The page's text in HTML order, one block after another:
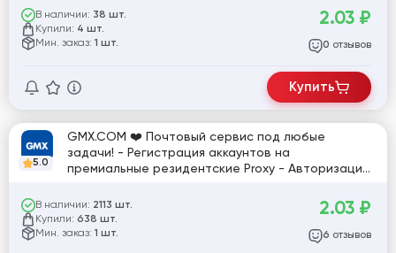
В наличии: 38 шт.
Купили: 4 шт.
Мин. заказ: 1 шт.
2.03 ₽
0 отзывов
Купить
5.0
GMX.COM ❤️ Почтовый сервис под любые
задачи! - Регистрация аккаунтов на
премиальные резидентские Proxy - Авторизация
использование! - Формат: Login;Pass ❤️ [820053]
В наличии: 2113 шт.
Купили: 638 шт.
Мин. заказ: 1 шт.
2.03 ₽
6 отзывов